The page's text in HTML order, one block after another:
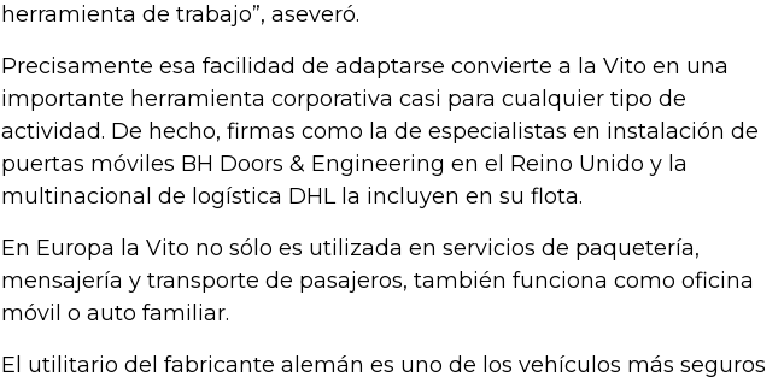
herramienta de trabajo”, aseveró.
Precisamente esa facilidad de adaptarse convierte a la Vito en una
importante herramienta corporativa casi para cualquier tipo de
actividad. De hecho, firmas como la de especialistas en instalación de
puertas móviles BH Doors & Engineering en el Reino Unido y la
multinacional de logística DHL la incluyen en su flota.
En Europa la Vito no sólo es utilizada en servicios de paquetería,
mensajería y transporte de pasajeros, también funciona como oficina
móvil o auto familiar.
El utilitario del fabricante alemán es uno de los vehículos más seguros